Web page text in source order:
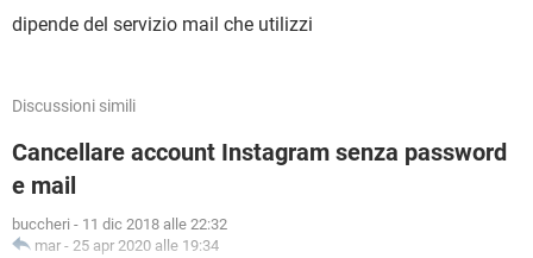
dipende del servizio mail che utilizzi
Discussioni simili
Cancellare account Instagram senza password
e mail
buccheri - 11 dic 2018 alle 22:32
mar - 25 apr 2020 alle 19:34